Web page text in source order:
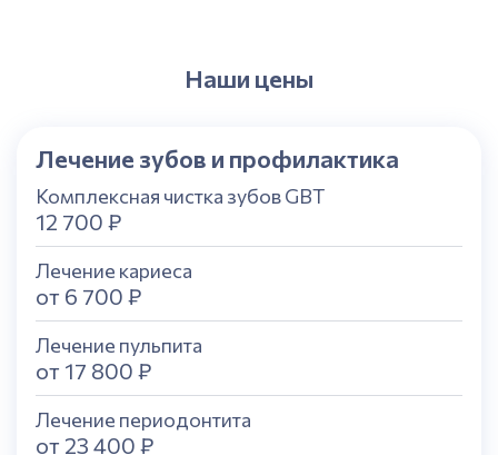
Наши цены
Лечение зубов и профилактика
Комплексная чистка зубов GBT
12 700 ₽
Лечение кариеса
от 6 700 ₽
Лечение пульпита
от 17 800 ₽
Лечение периодонтита
от 23 400 ₽